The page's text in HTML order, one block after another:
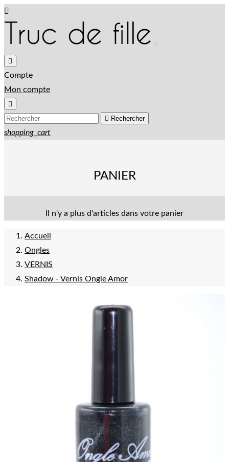

Compte
Mon compte

 Rechercher
shopping_cart
PANIER
Il n'y a plus d'articles dans votre panier
Accueil
Ongles
VERNIS
Shadow - Vernis Ongle Amor